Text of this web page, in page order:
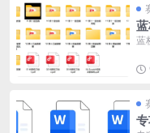
蓝